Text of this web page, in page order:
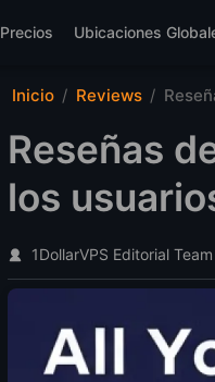
Precios Ubicaciones
Inicio Reviews
Reseñas
los
1DollarVPS Editorial Team